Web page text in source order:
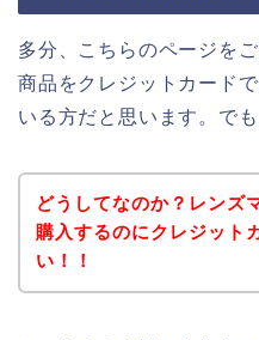
多分、こちらのページを
商品をクレジットカード
いる方だと思います。でも
どうしてなのか？レンズ
購入するのにクレジット
い！！